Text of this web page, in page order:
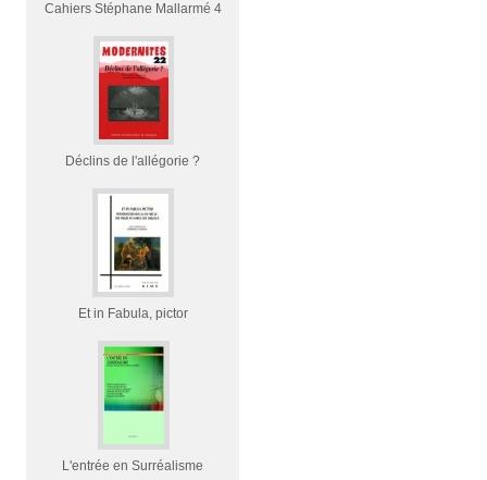
Cahiers Stéphane Mallarmé 4
Déclins de l'allégorie ?
Et in Fabula, pictor
L'entrée en Surréalisme